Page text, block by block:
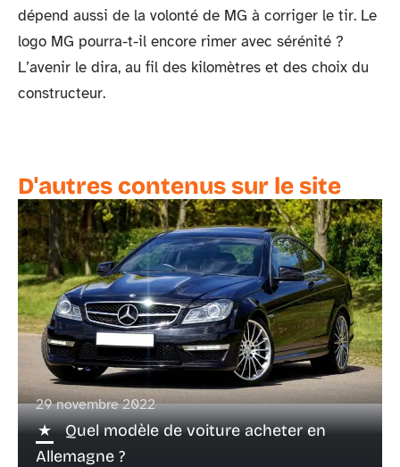
dépend aussi de la volonté de MG à corriger le tir. Le
logo MG pourra-t-il encore rimer avec sérénité ?
L’avenir le dira, au fil des kilomètres et des choix du
constructeur.
D'autres contenus sur le site
29 novembre 2022
Quel modèle de voiture acheter en
Allemagne ?